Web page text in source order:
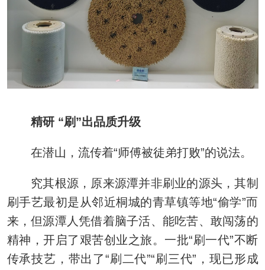
精研 “刷”出品质升级
在潜山，流传着“师傅被徒弟打败”的说法。
究其根源，原来源潭并非刷业的源头，其制
刷手艺最初是从邻近桐城的青草镇等地“偷学”而
来，但源潭人凭借着脑子活、能吃苦、敢闯荡的
精神，开启了艰苦创业之旅。一批“刷一代”不断
传承技艺，带出了“刷二代”“刷三代”，现已形成